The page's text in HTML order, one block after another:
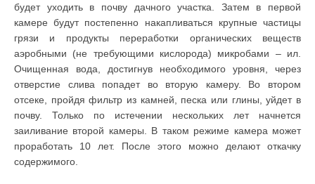
будет уходить в почву дачного участка. Затем в первой
камере будут постепенно накапливаться крупные частицы
грязи и продукты переработки органических веществ
аэробными (не требующими кислорода) микробами – ил.
Очищенная вода, достигнув необходимого уровня, через
отверстие слива попадет во вторую камеру. Во втором
отсеке, пройдя фильтр из камней, песка или глины, уйдет в
почву. Только по истечении нескольких лет начнется
заиливание второй камеры. В таком режиме камера может
проработать 10 лет. После этого можно делают откачку
содержимого.